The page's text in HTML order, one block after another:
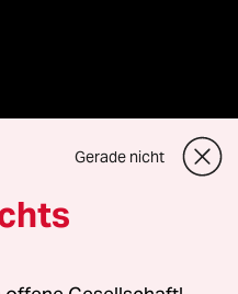
GmbH
Gerade nicht